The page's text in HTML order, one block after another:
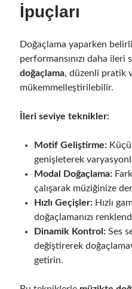
İpuçları
Doğaçlama yaparken
performansınızı daha ileri
doğaçlama, düzenli pratik
mükemmelleştirilebilir.
İleri seviye teknikler:
Motif Geliştirme:
genişleterek
Modal Doğaçlama:
çalışarak müziğinize
Hızlı Geçişler: Hızlı
doğaçlamanızı
Dinamik Kontrol: Ses
değiştirerek
getirin.